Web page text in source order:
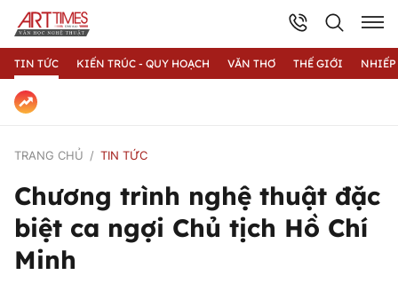
TIN TỨC KIẾN TRÚC - QUY HOẠCH VĂN THƠ THẾ GIỚI
TRANG CHỦ TIN TỨC
Chương trình nghệ thuật đặc
biệt ca ngợi Chủ tịch Hồ Chí
Minh